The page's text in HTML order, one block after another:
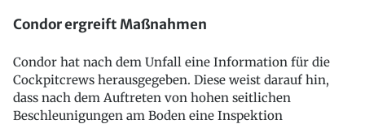
Condor ergreift Maßnahmen
Condor hat nach dem Unfall eine Information für die
Cockpitcrews herausgegeben. Diese weist darauf hin,
dass nach dem Auftreten von hohen seitlichen
Beschleunigungen am Boden eine Inspektion